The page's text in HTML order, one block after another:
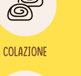
Colazione